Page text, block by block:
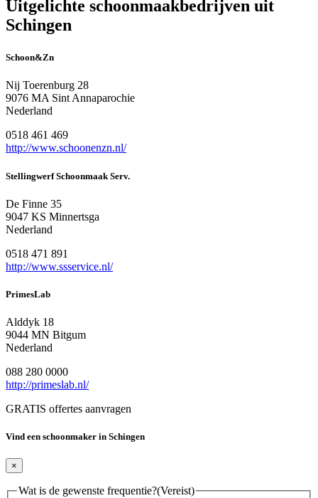
Uitgelichte schoonmaakbedrijven uit
Schingen
Schoon&Zn
Nij Toerenburg 28
9076 MA Sint Annaparochie
Nederland
0518 461 469
http://www.schoonenzn.nl/
Stellingwerf Schoonmaak Serv.
De Finne 35
9047 KS Minnertsga
Nederland
0518 471 891
http://www.ssservice.nl/
PrimesLab
Alddyk 18
9044 MN Bitgum
Nederland
088 280 0000
http://primeslab.nl/
GRATIS offertes aanvragen
Vind een schoonmaker in Schingen
×
Wat is de gewenste frequentie?(Vereist)